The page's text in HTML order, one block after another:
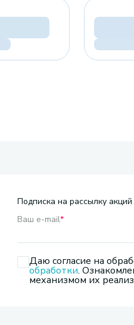
Подписка на рассылку
Ваш e-mail*
Даю согласие на
обработки.
механизмом их